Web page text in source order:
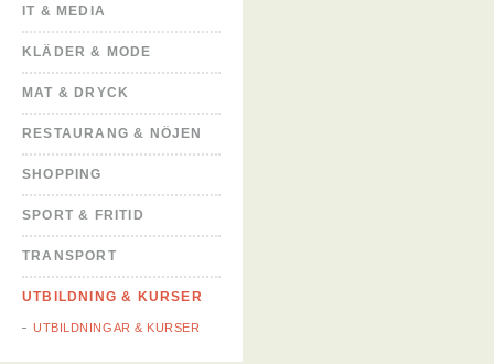
IT & MEDIA
KLÄDER & MODE
MAT & DRYCK
RESTAURANG & NÖJEN
SHOPPING
SPORT & FRITID
TRANSPORT
UTBILDNING & KURSER
UTBILDNINGAR & KURSER